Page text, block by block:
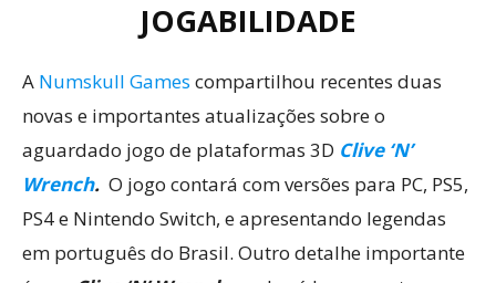
JOGABILIDADE
A Numskull Games compartilhou recentes duas
novas e importantes atualizações sobre o
aguardado jogo de plataformas 3D Clive ‘N’
Wrench. O jogo contará com versões para PC, PS5,
PS4 e Nintendo Switch, e apresentando legendas
em português do Brasil. Outro detalhe importante